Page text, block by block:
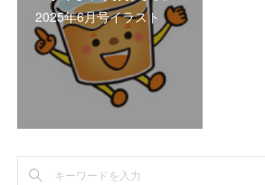
2025年6月号イラスト